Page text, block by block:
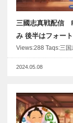
三國志真戦配信
み 後半はフォー
Views:288 Taqs:三
2024.05.08